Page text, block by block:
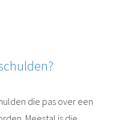
die pas over een